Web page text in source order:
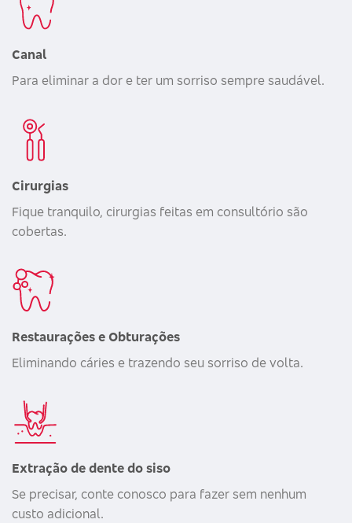
Canal
Para eliminar a dor e ter um sorriso sempre saudável.
Cirurgias
Fique tranquilo, cirurgias feitas em consultório são
cobertas.
Restaurações e Obturações
Eliminando cáries e trazendo seu sorriso de volta.
Extração de dente do siso
Se precisar, conte conosco para fazer sem nenhum
custo adicional.